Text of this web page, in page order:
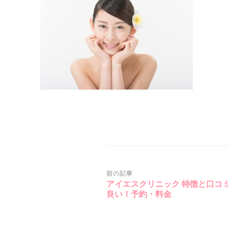
投
稿
前の記事
アイエスクリニック 特徴と口コ
良い！予約・料金